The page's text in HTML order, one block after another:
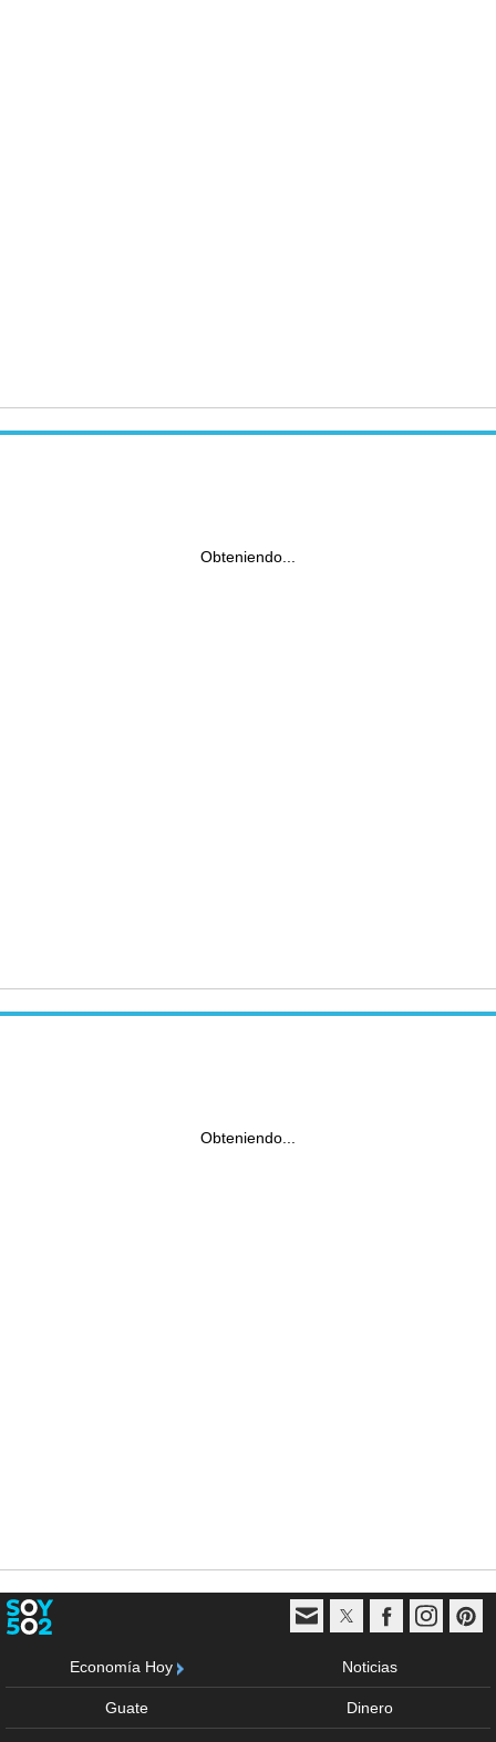
Obteniendo...
Obteniendo...
Economía Hoy Noticias
Guate Dinero